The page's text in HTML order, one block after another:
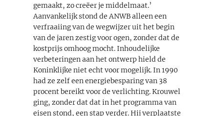
gemaakt, zo creëer je middelmaat.’
Aanvankelijk stond de ANWB alleen een
verfraaiing van de wegwijzer uit het begin
van de jaren zestig voor ogen, zonder dat de
kostprijs omhoog mocht. Inhoudelijke
verbeteringen aan het ontwerp hield de
Koninklijke niet echt voor mogelijk. In 1990
had ze zelf een energiebesparing van 38
procent bereikt voor de verlichting. Krouwel
ging, zonder dat dat in het programma van
eisen stond, een stap verder. Hij verplaatste